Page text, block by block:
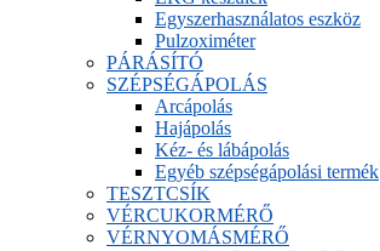
Egyszerhasználatos eszköz
Pulzoximéter
PÁRÁSÍTÓ
SZÉPSÉGÁPOLÁS
Arcápolás
Hajápolás
Kéz- és lábápolás
Egyéb szépségápolási termék
TESZTCSÍK
VÉRCUKORMÉRŐ
VÉRNYOMÁSMÉRŐ